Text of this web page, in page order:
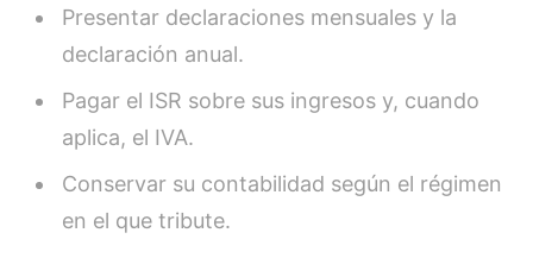
Presentar declaraciones mensuales y la
declaración anual.
Pagar el ISR sobre sus ingresos y, cuando
aplica, el IVA.
Conservar su contabilidad según el régimen
en el que tribute.